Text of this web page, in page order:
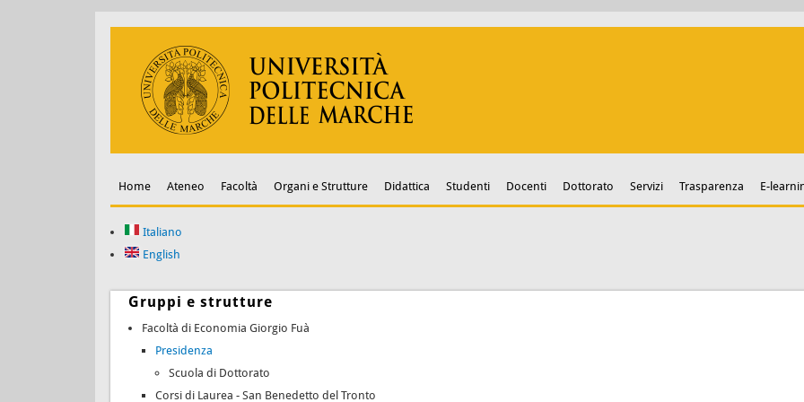
Home Ateneo Facoltà Organi e Strutture Didattica Studenti Docenti Dottorato Servizi Trasparenza E-
Italiano
English
Gruppi e strutture
Facoltà di Economia Giorgio Fuà
Presidenza
Scuola di Dottorato
Corsi di Laurea - San Benedetto del Tronto